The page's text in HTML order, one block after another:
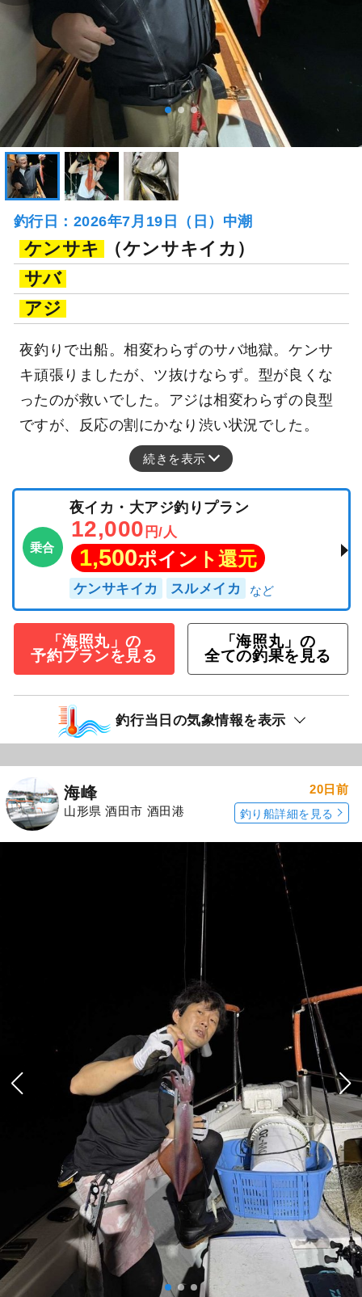
釣行日：2026年7月19日（日）中潮
ケンサキ
（ケンサキイカ）
サバ
アジ
夜釣りで出船。相変わらずのサバ地獄。ケンサ
キ頑張りましたが、ツ抜けならず。型が良くな
ったのが救いでした。アジは相変わらずの良型
ですが、反応の割にかなり渋い状況でした。
続きを表示
乗合
夜イカ・大アジ釣りプラン
12,000 円/人
1,500ポイント還元
ケンサキイカ スルメイカ
「海照丸」の
予約プランを見る
「海照丸」の
全ての釣果を見る
釣行当日の気象情報を表示
海峰
山形県 酒田市 酒田港
20日前
釣り船詳細を見る